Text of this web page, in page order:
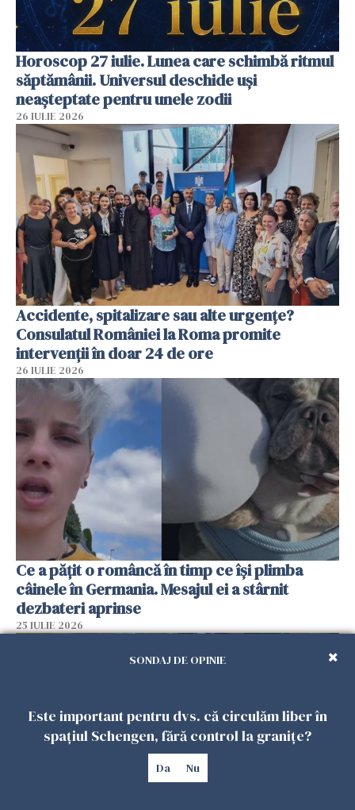
Horoscop 27 iulie. Lunea care schimbă ritmul
săptămânii. Universul deschide uși
neașteptate pentru unele zodii
26 IULIE 2026
Accidente, spitalizare sau alte urgențe?
Consulatul României la Roma promite
intervenții în doar 24 de ore
26 IULIE 2026
Ce a pățit o româncă în timp ce își plimba
câinele în Germania. Mesajul ei a stârnit
dezbateri aprinse
25 IULIE 2026
SONDAJ DE OPINIE
Este important pentru dvs. că circulăm liber în
spațiul Schengen, fără control la granițe?
Da Nu